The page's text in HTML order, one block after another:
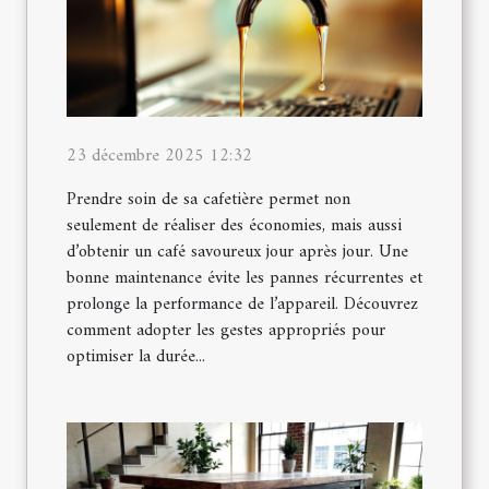
23 décembre 2025 12:32
Prendre soin de sa cafetière permet non
seulement de réaliser des économies, mais aussi
d’obtenir un café savoureux jour après jour. Une
bonne maintenance évite les pannes récurrentes et
prolonge la performance de l’appareil. Découvrez
comment adopter les gestes appropriés pour
optimiser la durée...